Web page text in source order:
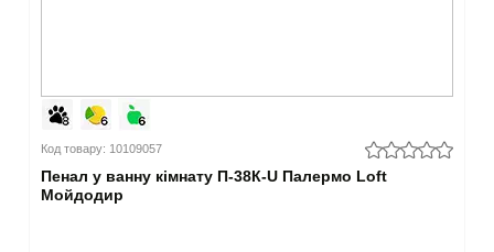
Код товару: 10109057
Пенал у ванну кімнату П-38К-U Палермо Loft
Мойдодир